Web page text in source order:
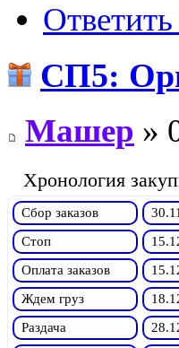
СП5:
Машер »
Хронология
Сбор заказов
Стоп
Оплата заказов
Ждем груз
Раздача